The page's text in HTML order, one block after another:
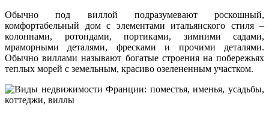
Обычно под виллой подразумевают роскошный,
комфортабельный дом с элементами итальянского стиля –
колоннами, ротондами, портиками, зимними садами,
мраморными деталями, фресками и прочими деталями.
Обычно виллами называют богатые строения на побережьях
теплых морей с земельным, красиво озелененным участком.